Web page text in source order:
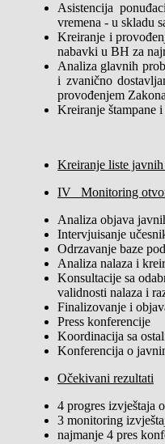
Asistencija
vremena - u skladu
Kreiranje i
nabavki u BH za
Analiza glavnih
i zvanično
provođenjem
Kreiranje štampane
Kreiranje liste
IV Monitoring
Analiza objava
Intervjuisanje
Odrzavanje baze
Analiza nalaza i
Konsultacije sa
validnosti nalaza i
Finalizovanje i
Press konferencije
Koordinacija sa
Konferencija o
Očekivani rezultati
4 progres izvještaja
3 monitoring
najmanje 4 pres